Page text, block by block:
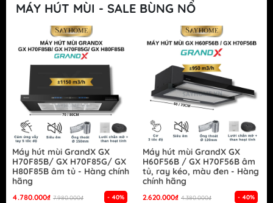
MÁY HÚT MÙI - SALE BÙNG NỔ
Máy hút mùi GrandX GX
H70F85B/ GX H70F85G/ GX
H80F85B âm tủ - Hàng chính
hãng
4.780.000₫ 7.980.000₫ - 40%
Máy hút mùi GrandX GX
H60F56B / GX H70F56B âm
tủ, ray kéo, màu đen - Hàng
chính hãng
2.620.000₫ 4.380.000₫ - 40%